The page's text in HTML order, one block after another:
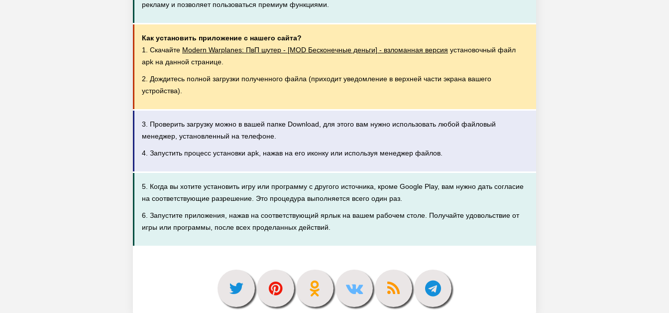
рекламу и позволяет пользоваться премиум функциями.
Как установить приложение с нашего сайта?
1. Скачайте Modern Warplanes: ПвП шутер - [MOD Бесконечные деньги] - взломанная версия установочный файл
apk на данной странице.
2. Дождитесь полной загрузки полученного файла (приходит уведомление в верхней части экрана вашего
устройства).
3. Проверить загрузку можно в вашей папке Download, для этого вам нужно использовать любой файловый
менеджер, установленный на телефоне.
4. Запустить процесс установки apk, нажав на его иконку или используя менеджер файлов.
5. Когда вы хотите установить игру или программу с другого источника, кроме Google Play, вам нужно дать согласие
на соответствующие разрешение. Это процедура выполняется всего один раз.
6. Запустите приложения, нажав на соответствующий ярлык на вашем рабочем столе. Получайте удовольствие от
игры или программы, после всех проделанных действий.